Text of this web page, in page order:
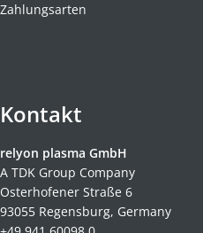
Zahlungsarten
Kontakt
relyon plasma GmbH
A TDK Group Company
Osterhofener Straße 6
93055 Regensburg, Germany